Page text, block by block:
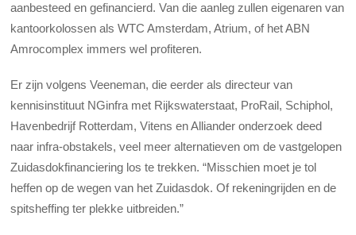
aanbesteed en gefinancierd. Van die aanleg zullen eigenaren van
kantoorkolossen als WTC Amsterdam, Atrium, of het ABN
Amrocomplex immers wel profiteren.
Er zijn volgens Veeneman, die eerder als directeur van
kennisinstituut NGinfra met Rijkswaterstaat, ProRail, Schiphol,
Havenbedrijf Rotterdam, Vitens en Alliander onderzoek deed
naar infra-obstakels, veel meer alternatieven om de vastgelopen
Zuidasdokfinanciering los te trekken. “Misschien moet je tol
heffen op de wegen van het Zuidasdok. Of rekeningrijden en de
spitsheffing ter plekke uitbreiden.”